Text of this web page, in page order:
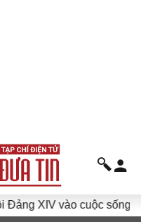
vào cuộc sống